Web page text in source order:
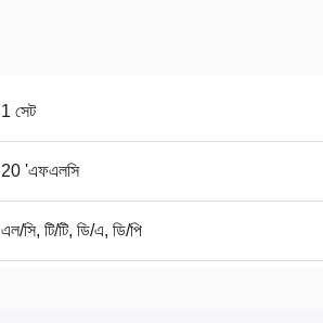
1 সেট
20 'এফএলসি
এল/সি, টি/টি, ডি/এ, ডি/পি